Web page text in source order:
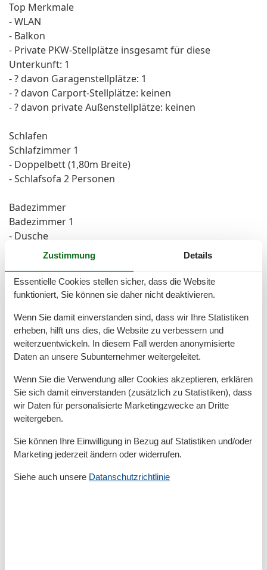
Top Merkmale
- WLAN
- Balkon
- Private PKW-Stellplätze insgesamt für diese
Unterkunft: 1
- ? davon Garagenstellplätze: 1
- ? davon Carport-Stellplätze: keinen
- ? davon private Außen­stellplätze: keinen
Schlafen
Schlafzimmer 1
- Doppelbett (1,80m Breite)
- Schlafsofa 2 Personen
Badezimmer
Badezimmer 1
- Dusche
- Waschbecken
Kochen/Wohnen
- Kühl-/Gefrierschrank: Gefrierfach, Kühlschrank
- Herd: Herd
- Backofen
- Mikrowelle
- Wasserkocher
- Spülmaschine
- Anzahl Esstische: keine
- Gesamtzahl Sitzplätze: keine
- Anzahl Wohnzimmer: 1
Entertainment
Zustimmung Details
Essentielle Cookies stellen sicher, dass die Website
funktioniert, Sie können sie daher nicht deaktivieren.
Wenn Sie damit einverstanden sind, dass wir Ihre Statistiken
erheben, hilft uns dies, die Website zu verbessern und
weiterzuentwickeln. In diesem Fall werden anonymisierte
Daten an unsere Subunternehmer weitergeleitet.
Wenn Sie die Verwendung aller Cookies akzeptieren, erklären
Sie sich damit einverstanden (zusätzlich zu Statistiken), dass
wir Daten für personalisierte Marketingzwecke an Dritte
weitergeben.
Sie können Ihre Einwilligung in Bezug auf Statistiken und/oder
Marketing jederzeit ändern oder widerrufen.
Siehe auch unsere Datanschutzrichtlinie